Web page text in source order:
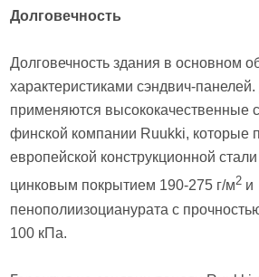
Долговечность
Долговечность здания в основном
характеристиками сэндвич-
применяются высококачественные
финской компании Ruukki, которые
европейской конструкционной
цинковым покрытием 190-275 г/м2 и
пенополиизоцианурата с
100 кПа.